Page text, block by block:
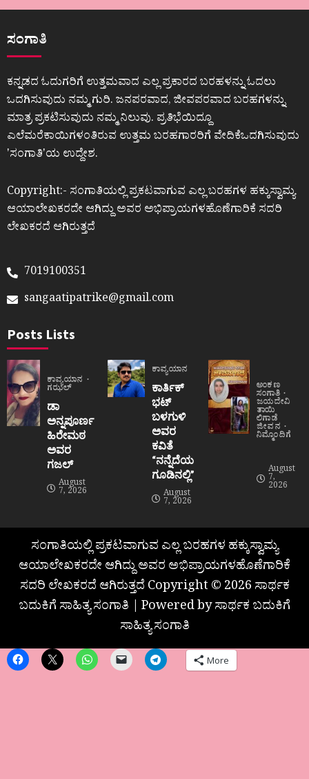
ಸಂಗಾತಿ
ಕನ್ನಡದ ಓದುಗರಿಗೆ ಉತ್ತಮವಾದ ಎಲ್ಲ ಪ್ರಕಾರದ ಬರಹಳನ್ನು ಓದಲು
ಒದಗಿಸುವುದು ನಮ್ಮ ಗುರಿ. ಜನಪರವಾದ, ಜೀವಪರವಾದ ಬರಹಗಳನ್ನು
ಮಾತ್ರ ಪ್ರಕಟಿಸುವುದು ನಮ್ಮ ನಿಲುವು. ಪ್ರತಿಭೆಯಿದ್ದೂ
ಎಲೆಮರೆಕಾಯಿಗಳಂತಿರುವ ಉತ್ತಮ ಬರಹಗಾರರಿಗೆ ವೇದಿಕೆಒದಗಿಸುವುದು
ʼಸಂಗಾತಿʼಯ ಉದ್ದೇಶ.
Copyright:- ಸಂಗಾತಿಯಲ್ಲಿ ಪ್ರಕಟವಾಗುವ ಎಲ್ಲ ಬರಹಗಳ ಹಕ್ಕುಸ್ವಾಮ್ಯ
ಆಯಾಲೇಖಕರದೇ ಆಗಿದ್ದು ಅವರ ಅಭಿಪ್ರಾಯಗಳಹೊಣೆಗಾರಿಕೆ ಸದರಿ
ಲೇಖಕರದೆ ಆಗಿರುತ್ತದೆ
7019100351
sangaatipatrike@gmail.com
Posts Lists
ಕಾವ್ಯಯಾನ
ಗಝಲ್
ಡಾ
ಅನ್ನಪೂರ್ಣ
ಹಿರೇಮಠ
ಅವರ
ಗಜಲ್
August
7, 2026
ಕಾವ್ಯಯಾನ
ಕಾರ್ತಿಕ್
ಭಟ್
ಬಳಗುಳಿ
ಅವರ
ಕವಿತೆ
“ನನ್ನೆದೆಯ
ಗೂಡಿನಲ್ಲಿ”
August
7, 2026
ಅಂಕಣ
ಸಂಗಾತಿ
ಜಯದೇವಿ
ತಾಯಿ
ಲಿಗಾಡೆ
ಜೀವನ
ನಿಮ್ಮೊಂದಿಗೆ
August
7,
2026
ಸಂಗಾತಿಯಲ್ಲಿ ಪ್ರಕಟವಾಗುವ ಎಲ್ಲ ಬರಹಗಳ ಹಕ್ಕುಸ್ವಾಮ್ಯ
ಆಯಾಲೇಖಕರದೇ ಆಗಿದ್ದು ಅವರ ಅಭಿಪ್ರಾಯಗಳಹೊಣೆಗಾರಿಕೆ
ಸದರಿ ಲೇಖಕರದೆ ಆಗಿರುತ್ತದೆ Copyright © 2026 ಸಾರ್ಥಕ
ಬದುಕಿಗೆ ಸಾಹಿತ್ಯ ಸಂಗಾತಿ | Powered by ಸಾರ್ಥಕ ಬದುಕಿಗೆ
ಸಾಹಿತ್ಯ ಸಂಗಾತಿ
More